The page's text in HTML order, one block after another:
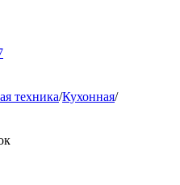
техника/Кухонная/